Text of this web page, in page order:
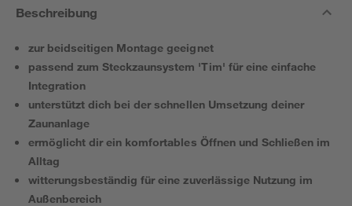
Beschreibung
zur beidseitigen Montage geeignet
passend zum Steckzaunsystem 'Tim' für eine einfache
Integration
unterstützt dich bei der schnellen Umsetzung deiner
Zaunanlage
ermöglicht dir ein komfortables Öffnen und Schließen im
Alltag
witterungsbeständig für eine zuverlässige Nutzung im
Außenbereich